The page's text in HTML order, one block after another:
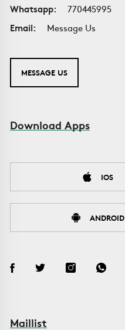
Whatsapp:
770445995
Email:
Message Us
MESSAGE US
Download Apps
IOS
ANDROID
Maillist